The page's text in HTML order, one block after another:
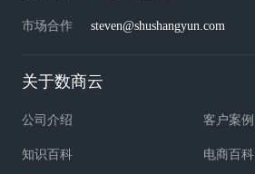
市场合作 steven@shushangyun.com
关于数商云
公司介绍 客户案例
知识百科 电商百科